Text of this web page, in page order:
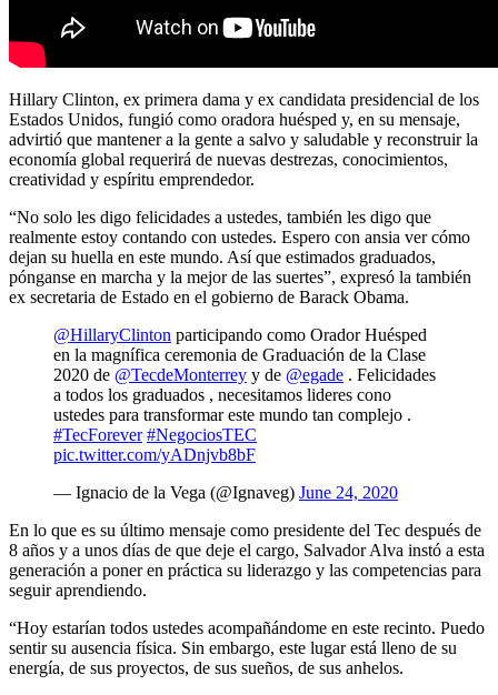
Hillary Clinton, ex primera dama y ex candidata presidencial de los
Estados Unidos, fungió como oradora huésped y, en su mensaje,
advirtió que mantener a la gente a salvo y saludable y reconstruir la
economía global requerirá de nuevas destrezas, conocimientos,
creatividad y espíritu emprendedor.
“No solo les digo felicidades a ustedes, también les digo que
realmente estoy contando con ustedes. Espero con ansia ver cómo
dejan su huella en este mundo. Así que estimados graduados,
pónganse en marcha y la mejor de las suertes”, expresó la también
ex secretaria de Estado en el gobierno de Barack Obama.
@HillaryClinton participando como Orador Huésped
en la magnífica ceremonia de Graduación de la Clase
2020 de @TecdeMonterrey y de @egade . Felicidades
a todos los graduados , necesitamos lideres cono
ustedes para transformar este mundo tan complejo .
#TecForever #NegociosTEC
pic.twitter.com/yADnjvb8bF
— Ignacio de la Vega (@Ignaveg) June 24, 2020
En lo que es su último mensaje como presidente del Tec después de
8 años y a unos días de que deje el cargo, Salvador Alva instó a esta
generación a poner en práctica su liderazgo y las competencias para
seguir aprendiendo.
“Hoy estarían todos ustedes acompañándome en este recinto. Puedo
sentir su ausencia física. Sin embargo, este lugar está lleno de su
energía, de sus proyectos, de sus sueños, de sus anhelos.